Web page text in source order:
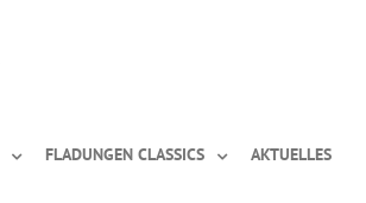
FLADUNGEN CLASSICS AKTUELLES